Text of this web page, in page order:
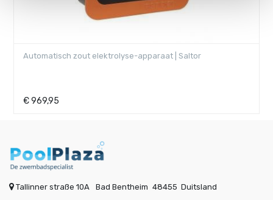
Bayrol | Automatic SALT AS | Automatisch zout elektrolyse-
€2.835,00
Tallinner straße 10A Bad Bentheim 48455 Duitsland